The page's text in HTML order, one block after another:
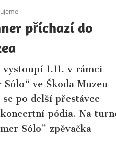
příchazí do
1.11. v rámci
ve Škoda Muzeu
po delší přestávce
pódia. Na
Sólo” zpěvačka